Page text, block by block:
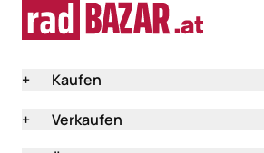
+
Kaufen
+
Verkaufen